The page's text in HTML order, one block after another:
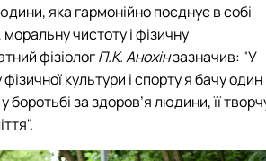
яка гармонійно поєднує в собі
чистоту і фізичну
фізіологП.К. Анохінзазначив: "У
культури і спорту я бачу один
боротьбі за здоров’я людини, її